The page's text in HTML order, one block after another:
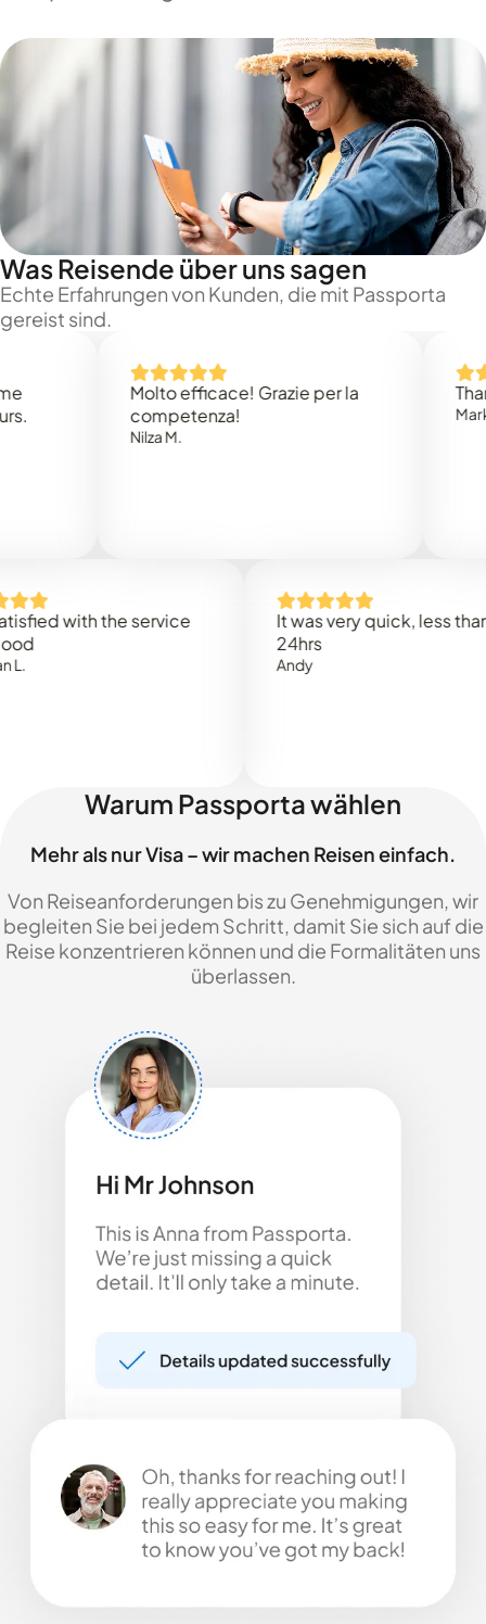
Was Reisende über uns sagen
Echte Erfahrungen von Kunden, die mit Passporta
gereist sind.
Molto efficace! Grazie per la
competenza!
Nilza M.
Thank
Mark N.
with the service
It was very quick, less than
Warum Passporta wählen
Mehr als nur Visa – wir machen Reisen einfach.
Von Reiseanforderungen bis zu Genehmigungen, wir
begleiten Sie bei jedem Schritt, damit Sie sich auf die
Reise konzentrieren können und die Formalitäten uns
überlassen.